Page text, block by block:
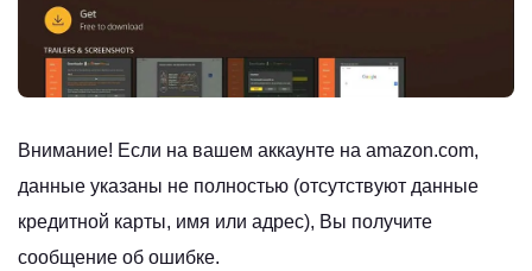
Внимание! Если на вашем аккаунте на amazon.com,
данные указаны не полностью (отсутствуют данные
кредитной карты, имя или адрес), Вы получите
сообщение об ошибке.